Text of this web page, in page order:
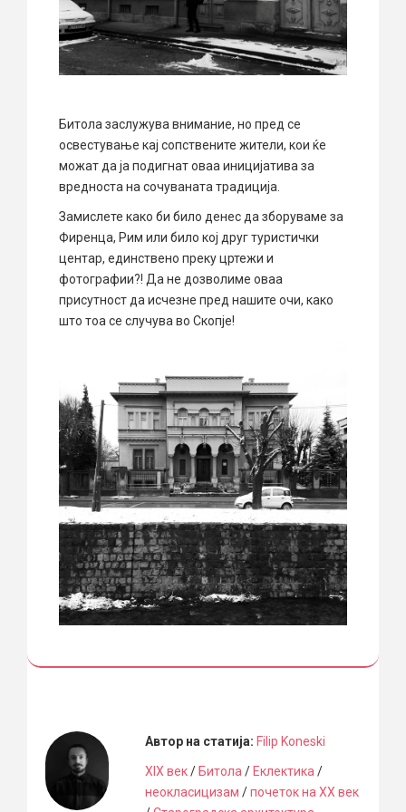
Битола заслужува внимание, но пред се
освестување кај сопствените жители, кои ќе
можат да ја подигнат оваа иницијатива за
вредноста на сочуваната традиција.
Замислете како би било денес да зборуваме за
Фиренца, Рим или било кој друг туристички
центар, единствено преку цртежи и
фотографии?! Да не дозволиме оваа
присутност да исчезне пред нашите очи, како
што тоа се случува во Скопје!
Автор на статија: Filip Koneski
XIX век/ Битола / Еклектика /
неокласицизам /почеток на XX век